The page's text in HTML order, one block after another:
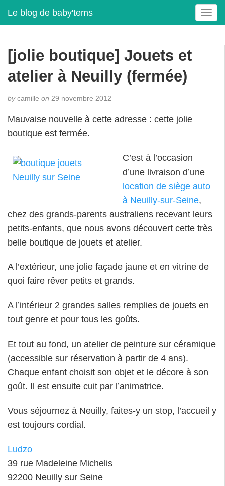
Le blog de baby'tems
T
o
[jolie boutique] Jouets et
atelier à Neuilly (fermée)
bycamille on 29 novembre 2012
Mauvaise nouvelle à cette adresse : cette jolie
boutique est fermée.
C’est à l’occasion
d’une livraison d’une
location de siège auto
à Neuilly-sur-Seine,
chez des grands-parents australiens recevant leurs
petits-enfants, que nous avons découvert cette très
belle boutique de jouets et atelier.
A l’extérieur, une jolie façade jaune et en vitrine de
quoi faire rêver petits et grands.
A l’intérieur 2 grandes salles remplies de jouets en
tout genre et pour tous les goûts.
Et tout au fond, un atelier de peinture sur céramique
(accessible sur réservation à partir de 4 ans).
Chaque enfant choisit son objet et le décore à son
goût. Il est ensuite cuit par l’animatrice.
Vous séjournez à Neuilly, faites-y un stop, l’accueil y
est toujours cordial.
Ludzo
39 rue Madeleine Michelis
92200 Neuilly sur Seine